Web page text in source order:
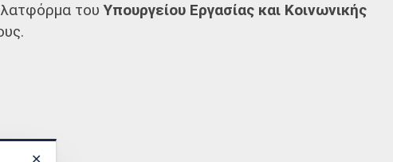
τουΥπουργείου Εργασίας και Κοινωνικής
✕